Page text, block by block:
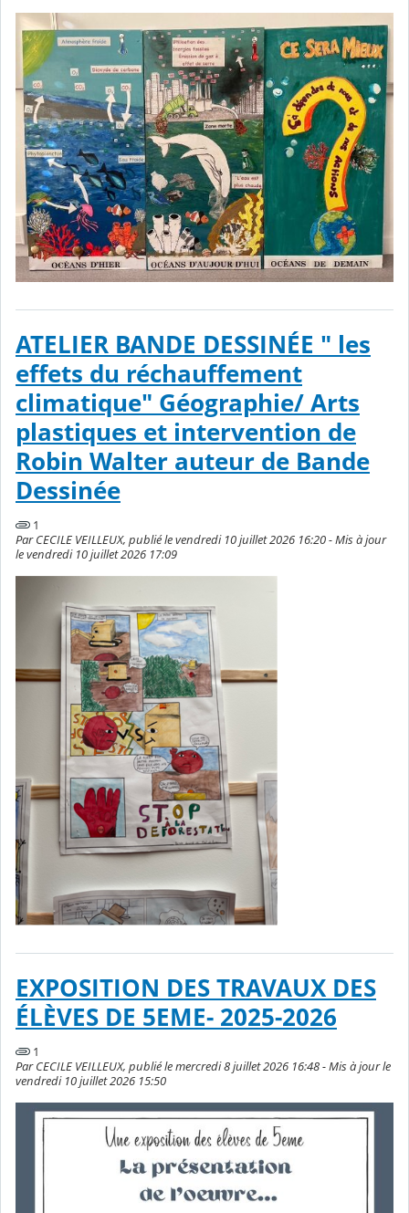
ATELIER BANDE DESSINÉE " les
effets du réchauffement
climatique" Géographie/ Arts
plastiques et intervention de
Robin Walter auteur de Bande
Dessinée
1
Par CECILE VEILLEUX, publié le vendredi 10 juillet 2026 16:20 - Mis à jour
le vendredi 10 juillet 2026 17:09
EXPOSITION DES TRAVAUX DES
ÉLÈVES DE 5EME- 2025-2026
1
Par CECILE VEILLEUX, publié le mercredi 8 juillet 2026 16:48 - Mis à jour le
vendredi 10 juillet 2026 15:50